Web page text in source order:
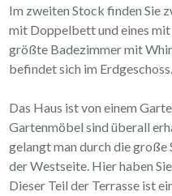
Im zweiten Stock finden Sie
mit Doppelbett und eines
größte Badezimmer mit
befindet sich im Erdgeschoss.
Das Haus ist von einem
Gartenmöbel sind überall
gelangt man durch die große
der Westseite. Hier haben
Dieser Teil der Terrasse ist